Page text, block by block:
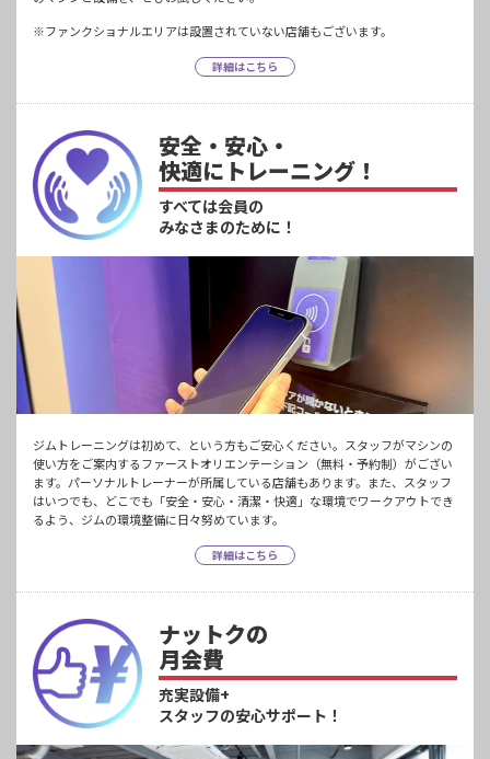
※ファンクショナルエリアは設置されていない店舗もございます。
詳細はこちら
安全・安心・
快適にトレーニング！
すべては会員の
みなさまのために！
ジムトレーニングは初めて、という方もご安心ください。スタッフがマシンの
使い方をご案内するファーストオリエンテーション（無料・予約制）がござい
ます。パーソナルトレーナーが所属している店舗もあります。また、スタッフ
はいつでも、どこでも「安全・安心・清潔・快適」な環境でワークアウトでき
るよう、ジムの環境整備に日々努めています。
詳細はこちら
ナットクの
月会費
充実設備+
スタッフの安心サポート！